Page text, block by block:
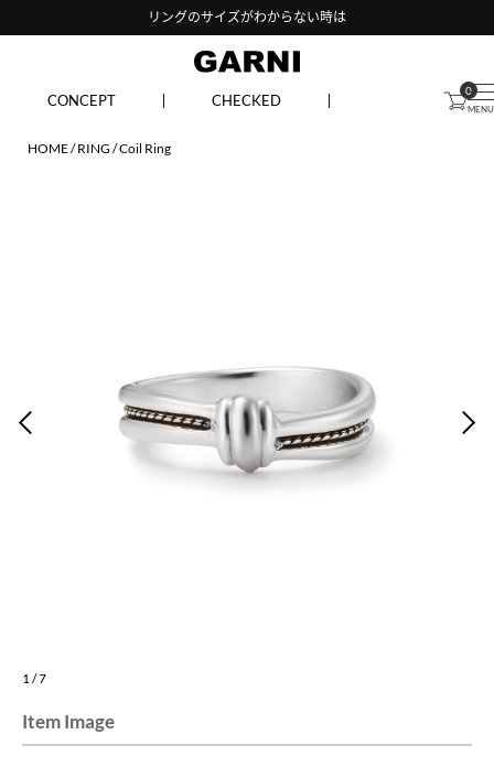
リングのサイズがわからない時は
CONCEPT CHECKED
0
HOME RING Coil Ring
PREV
1/7
Item Image